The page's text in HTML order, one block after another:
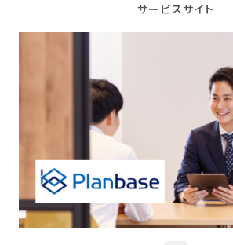
サービスサイト